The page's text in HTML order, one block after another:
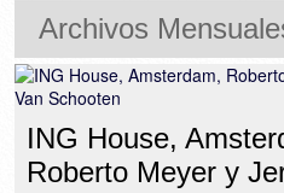
Archivos
ING House,
Roberto Meyer y